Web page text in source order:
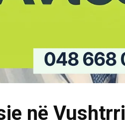
në Vushtrri